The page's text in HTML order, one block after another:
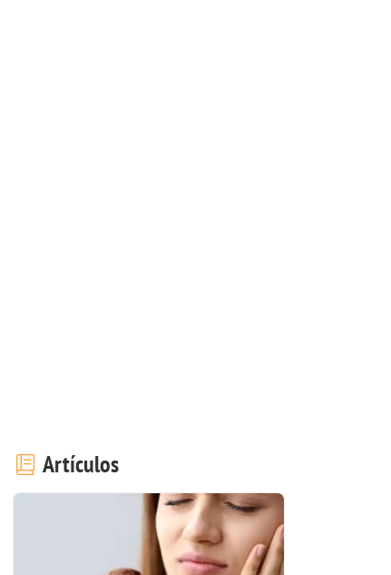
Artículos